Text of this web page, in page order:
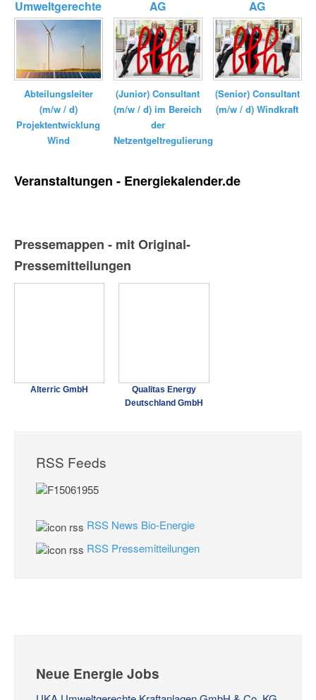
Umweltgerechte
Kraftanlagen
GmbH ...
Abteilungsleiter
(m/w / d)
Projektentwicklung
Wind
AG
(Junior) Consultant
(m/w / d) im Bereich
der
Netzentgeltregulierung
AG
(Senior) Consultant
(m/w / d) Windkraft
Veranstaltungen - Energiekalender.de
Pressemappen - mit Original-
Pressemitteilungen
Alterric GmbH
Qualitas Energy
Deutschland GmbH
RSS Feeds
RSS News Bio-Energie
RSS Pressemitteilungen
Neue Energie Jobs